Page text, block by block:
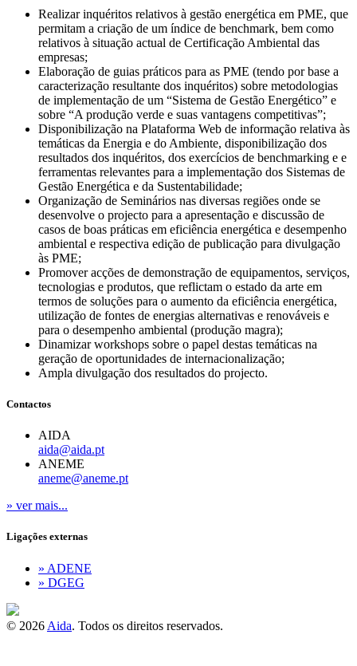
Realizar inquéritos relativos à gestão energética em PME, que
permitam a criação de um índice de benchmark, bem como
relativos à situação actual de Certificação Ambiental das
empresas;
Elaboração de guias práticos para as PME (tendo por base a
caracterização resultante dos inquéritos) sobre metodologias
de implementação de um “Sistema de Gestão Energético” e
sobre “A produção verde e suas vantagens competitivas”;
Disponibilização na Plataforma Web de informação relativa às
temáticas da Energia e do Ambiente, disponibilização dos
resultados dos inquéritos, dos exercícios de benchmarking e e
ferramentas relevantes para a implementação dos Sistemas de
Gestão Energética e da Sustentabilidade;
Organização de Seminários nas diversas regiões onde se
desenvolve o projecto para a apresentação e discussão de
casos de boas práticas em eficiência energética e desempenho
ambiental e respectiva edição de publicação para divulgação
às PME;
Promover acções de demonstração de equipamentos, serviços,
tecnologias e produtos, que reflictam o estado da arte em
termos de soluções para o aumento da eficiência energética,
utilização de fontes de energias alternativas e renováveis e
para o desempenho ambiental (produção magra);
Dinamizar workshops sobre o papel destas temáticas na
geração de oportunidades de internacionalização;
Ampla divulgação dos resultados do projecto.
Contactos
AIDA
aida@aida.pt
ANEME
aneme@aneme.pt
» ver mais...
Ligações externas
» ADENE
» DGEG
© 2026 Aida. Todos os direitos reservados.